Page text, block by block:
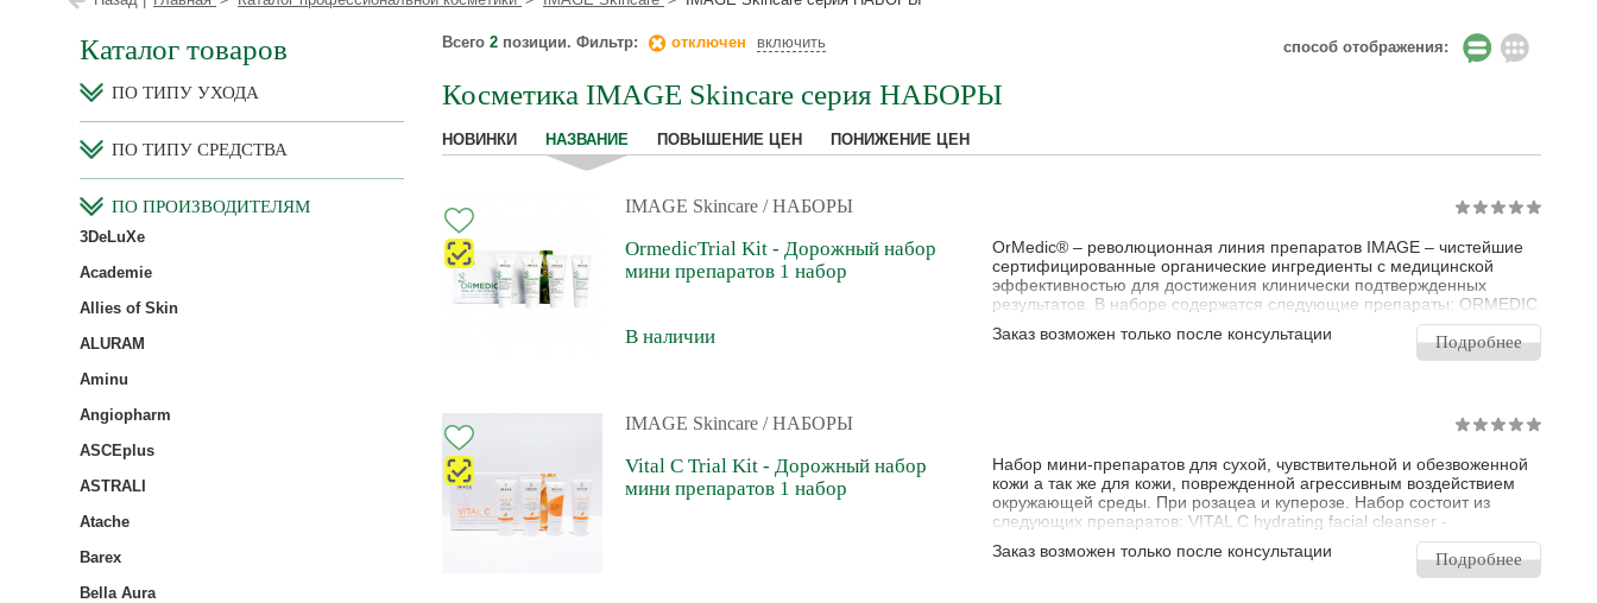
Всего 2 позиции. Фильтр: отключен включить способ отображения:
Косметика IMAGE Skincare серия НАБОРЫ
НОВИНКИ НАЗВАНИЕ ПОВЫШЕНИЕ ЦЕН ПОНИЖЕНИЕ ЦЕН
IMAGE Skincare / НАБОРЫ
OrmedicTrial Kit - Дорожный набор
мини препаратов 1 набор
В наличии
OrMedic® – революционная линия препаратов IMAGE – чистейшие
сертифицированные органические ингредиенты с медицинской
эффективностью для достижения клинически подтвержденных
результатов. В наборе содержатся следующие препараты: ORMEDIC
balancing facial cleanser - Очищающий гель с алоэ - Универсальный
очищающий гель мягко удаляет макияж, загрязнения и тонизирует
кожу. Органические фитоэкстракты зеленого чая и ромашки,
Заказ возможен только после консультации Подробнее
IMAGE Skincare / НАБОРЫ
Vital C Trial Kit - Дорожный набор
мини препаратов 1 набор
Набор мини-препаратов для сухой, чувствительной и обезвоженной
кожи а так же для кожи, поврежденной агрессивным воздействием
окружающей среды. При розацеа и куперозе. Набор состоит из
следующих препаратов: VITAL C hydrating facial cleanser -
Очищающее молочко с витамином С - Универсальное очищающее
молочко 3 в 1: мягко удаляет макияж и загрязнения, насыщает кожу
витаминами и антиоксидантами, выравнивает тон кожи. Идеально
Заказ возможен только после консультации Подробнее
Каталог товаров
ПО ТИПУ УХОДА
ПО ТИПУ СРЕДСТВА
ПО ПРОИЗВОДИТЕЛЯМ
3DeLuXe
Academie
Allies of Skin
ALURAM
Aminu
Angiopharm
ASCEplus
ASTRALI
Atache
Barex
Bella Aura